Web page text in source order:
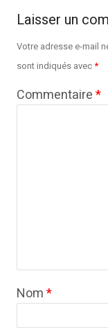
Laisser un
Votre adresse e-mail
sont indiqués avec*
Commentaire*
Nom*